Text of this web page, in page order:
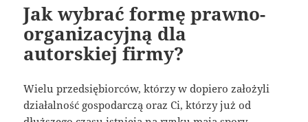
Jak wybrać formę prawno-
organizacyjną dla
autorskiej firmy?
Wielu przedsiębiorców, którzy w dopiero założyli
działalność gospodarczą oraz Ci, którzy już od